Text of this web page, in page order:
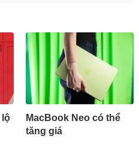
lộ
MacBook Neo có thể
tăng giá